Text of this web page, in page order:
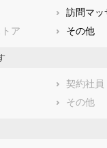
訪問マッ
ア
その他
契約社員
その他